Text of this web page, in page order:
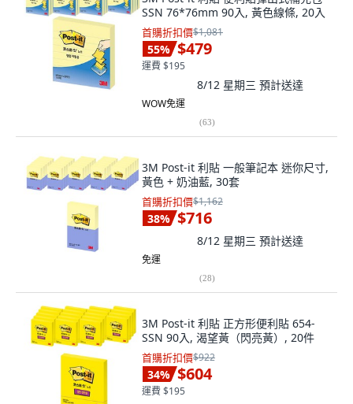
SSN 76*76mm 90入, 黃色線條, 20入
首購折扣價$1,081
55% $479
運費 $195
8/12 星期三 預計送達
WOW免運
(63)
3M Post-it 利貼 一般筆記本 迷你尺寸,
黃色 + 奶油藍, 30套
首購折扣價$1,162
38% $716
8/12 星期三 預計送達
免運
(28)
3M Post-it 利貼 正方形便利貼 654-
SSN 90入, 渴望黃（閃亮黃）, 20件
首購折扣價$922
34% $604
運費 $195